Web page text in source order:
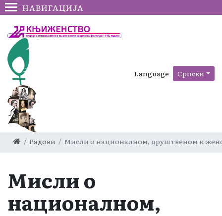
НАВИГАЦИЈА
Language Српски
Радови Мисли о националном, друштвеном и
Мисли о
националном,